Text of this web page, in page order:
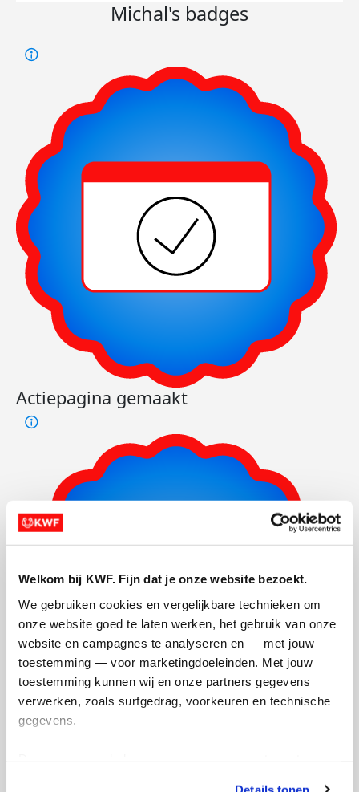
Welkom bij KWF. Fijn dat je onze website bezoekt.
We gebruiken cookies en vergelijkbare technieken om
onze website goed te laten werken, het gebruik van onze
website en campagnes te analyseren en — met jouw
toestemming — voor marketingdoeleinden. Met jouw
toestemming kunnen wij en onze partners gegevens
verwerken, zoals surfgedrag, voorkeuren en technische
gegevens.
Michal's badges
Actiepagina gemaakt
Foto's toegevoegd